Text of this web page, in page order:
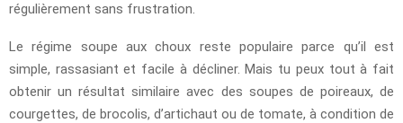
régulièrement sans frustration.
Le régime soupe aux choux reste populaire parce qu’il est
simple, rassasiant et facile à décliner. Mais tu peux tout à fait
obtenir un résultat similaire avec des soupes de poireaux, de
courgettes, de brocolis, d’artichaut ou de tomate, à condition de